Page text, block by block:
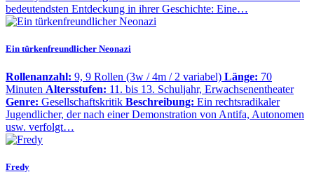
bedeutendsten Entdeckung in ihrer Geschichte: Eine…
Ein türkenfreundlicher Neonazi
Rollenanzahl: 9, 9 Rollen (3w / 4m / 2 variabel) Länge: 70
Minuten Altersstufen: 11. bis 13. Schuljahr, Erwachsenentheater
Genre: Gesellschaftskritik Beschreibung: Ein rechtsradikaler
Jugendlicher, der nach einer Demonstration von Antifa, Autonomen
usw. verfolgt…
Fredy